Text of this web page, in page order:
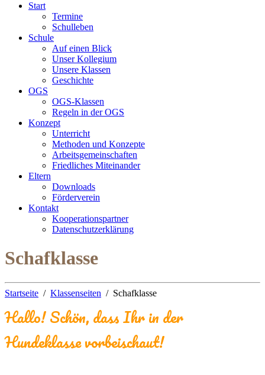
Start
Termine
Schulleben
Schule
Auf einen Blick
Unser Kollegium
Unsere Klassen
Geschichte
OGS
OGS-Klassen
Regeln in der OGS
Konzept
Unterricht
Methoden und Konzepte
Arbeitsgemeinschaften
Friedliches Miteinander
Eltern
Downloads
Förderverein
Kontakt
Kooperationspartner
Datenschutzerklärung
Schafklasse
Startseite Klassenseiten Schafklasse
Hallo! Schön, dass Ihr in der
Hundeklasse vorbeischaut!